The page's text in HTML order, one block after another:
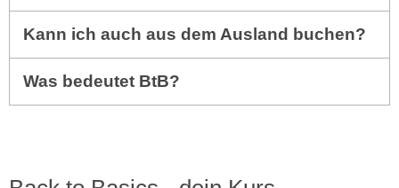
Kann ich auch aus dem Ausland buchen?
Was bedeutet BtB?